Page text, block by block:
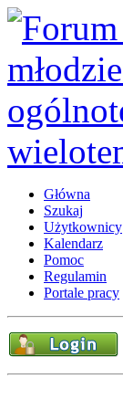
Główna
Szukaj
Użytkownicy
Kalendarz
Pomoc
Regulamin
Portale pracy